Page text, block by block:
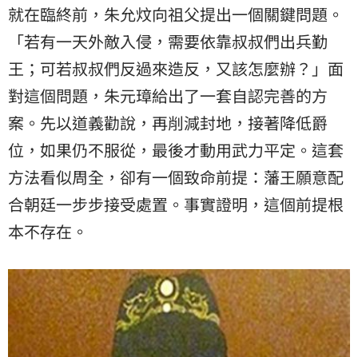
就在臨終前，朱允炆向祖父提出一個關鍵問題。
「若有一天外敵入侵，需要依靠叔叔們出兵勤
王；可若叔叔們反過來造反，又該怎麼辦？」面
對這個問題，朱元璋給出了一套自認完善的方
案。先以道義勸說，再削減封地，接著降低爵
位，如果仍不服從，最後才動用武力平定。這套
方法看似周全，卻有一個致命前提：藩王願意配
合朝廷一步步接受處置。事實證明，這個前提根
本不存在。